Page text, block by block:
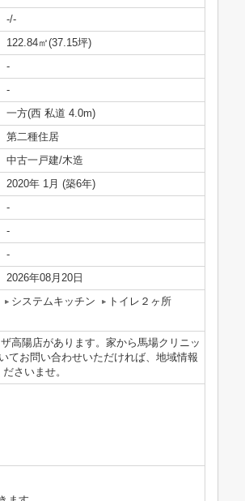
-/-
122.84㎡(37.15坪)
-
-
一方(西 私道 4.0m)
第二種住居
中古一戸建/木造
2020年 1月 (築6年)
-
-
-
2026年08月20日
システムキッチン
トイレ２ヶ所
高陽店があります。家から馬場クリニッ
てお問い合わせいただければ、地域情報
さいませ。